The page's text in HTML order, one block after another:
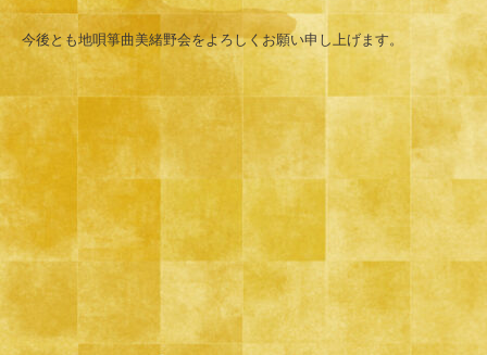
今後とも地唄箏曲美緒野会をよろしくお願い申し上げます。